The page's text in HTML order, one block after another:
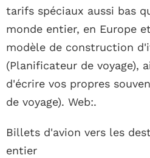
tarifs spéciaux aussi bas
monde entier, en Europe
modèle de construction
(Planificateur de voyage),
d'écrire vos propres
de voyage). Web:.
Billets d'avion vers les
entier